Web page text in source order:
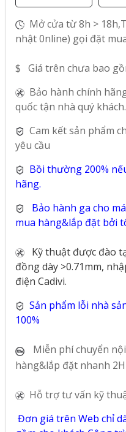
Mở cửa từ 8h >
nhật 0nline) gọi đặt
$ Giá trên chưa bao
Bảo hành chính
quốc tận nhà quý khách.
Cam kết sản phẩm
yêu cầu
Bồi thường 200%
hãng.
Bảo hành ga cho
mua hàng&lắp đặt bởi
Kỹ thuật được đào
đồng dày >0.71mm,
điện Cadivi.
Sản phẩm lỗi nhà
100%
Miễn phí chuyển
hàng&lắp đặt nhanh
Hỗ trợ tư vấn kỹ
Đơn giá trên Web chỉ